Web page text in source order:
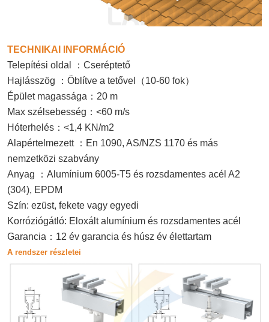
TECHNIKAI INFORMÁCIÓ
Telepítési oldal
： Cseréptető
Hajlásszög
： Öblítve a tetővel （10-60 fok）
Épület magassága ： 20 m
Max szélsebesség ： <60 m/s
Hóterhelés ： <1,4 KN/m2
Alapértelmezett ： En 1090, AS/NZS 1170 és más
nemzetközi szabvány
Anyag
： Alumínium 6005-T5 és rozsdamentes acél A2
(304), EPDM
Szín: ezüst, fekete vagy egyedi
Korróziógátló: Eloxált alumínium és rozsdamentes acél
Garancia ： 12 év garancia és húsz év élettartam
A rendszer részletei